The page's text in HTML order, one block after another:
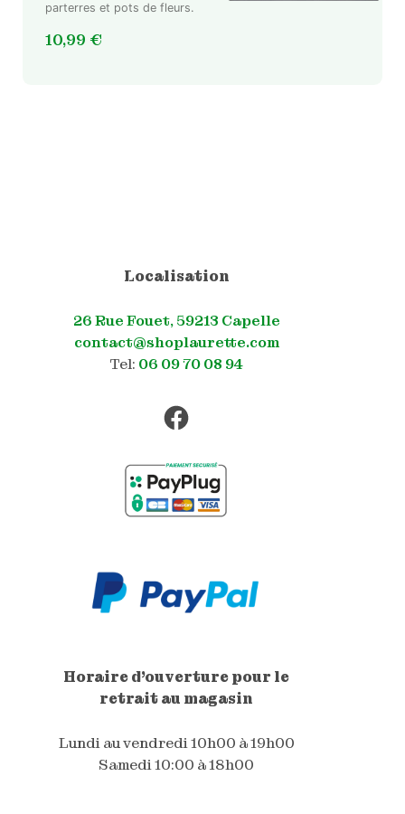
parterres et pots de fleurs.
10,99 €
Localisation
26 Rue Fouet, 59213 Capelle
contact@shoplaurette.com
Tel: 06 09 70 08 94
Facebook
Horaire d'ouverture pour le
retrait au magasin
Lundi au vendredi 10h00 à 19h00
Samedi 10:00 à 18h00